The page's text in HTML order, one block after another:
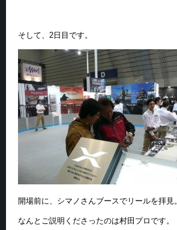
そして、2日目です。
開場前に、シマノさんブースでリールを拝見。
なんとご説明くださったのは村田プロです。